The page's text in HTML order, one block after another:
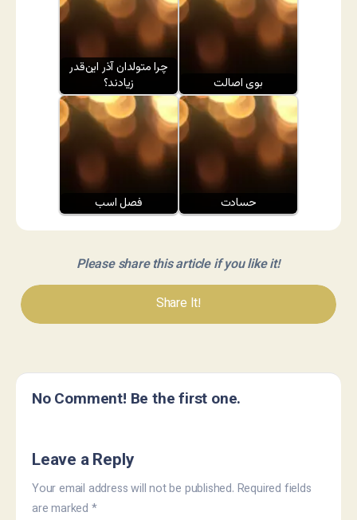
چرا متولدان آذر این‌قدر
زیادند؟
بوی اصالت
فصل اسب حسادت
Please share this article if you like it!
Share It!
No Comment! Be the first one.
Leave a Reply
Your email address will not be published. Required fields
are marked *